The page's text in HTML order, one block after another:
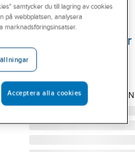
KASK
Skyddshjälm
KASK Primero Air
SKYDDSHJÄLM KASK
PRIMERO AIR VIT
Artikelnummer:
Lev.
WHE00113-
samtycker du till lagring av cookies
på webbplatsen, analysera
marknadsföringsinsatser.
Acceptera alla cookies